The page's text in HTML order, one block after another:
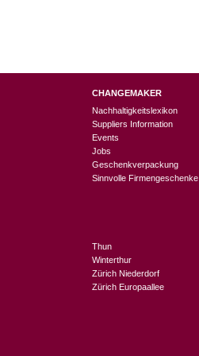
CHANGEMAKER
Nachhaltigkeitslexikon
Suppliers Information
Events
Jobs
Geschenkverpackung
Sinnvolle Firmengeschenke
Thun
Winterthur
Zürich Niederdorf
Zürich Europaallee